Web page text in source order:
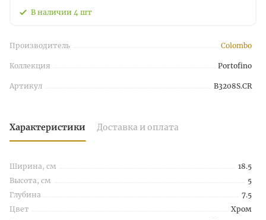
В наличии 4 шт
Производитель Colombo
Коллекция Portofino
Артикул B3208S.CR
Характеристики Доставка и оплата
Ширина, см
18.5
Высота, см
5
Глубина
7.5
Цвет
Хром